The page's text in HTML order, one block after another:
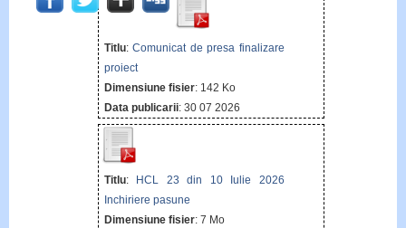
Titlu:Comunicat de presa finalizare
proiect
Dimensiune fisier: 142 Ko
Data publicarii: 30 07 2026
Titlu:
HCL 23 din 10 Iulie 2026
Inchiriere pasune
Dimensiune fisier: 7 Mo